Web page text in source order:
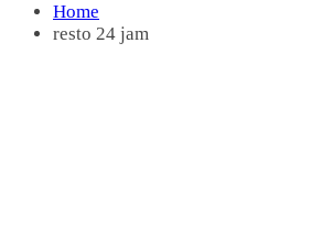
Home
resto 24 jam